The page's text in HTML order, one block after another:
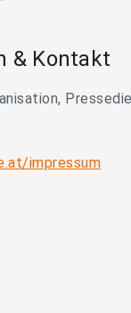
& Kontakt
impressum